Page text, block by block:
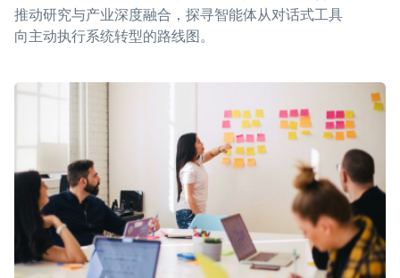
推动研究与产业深度融合，探寻智能体从对话式工具
向主动执行系统转型的路线图。